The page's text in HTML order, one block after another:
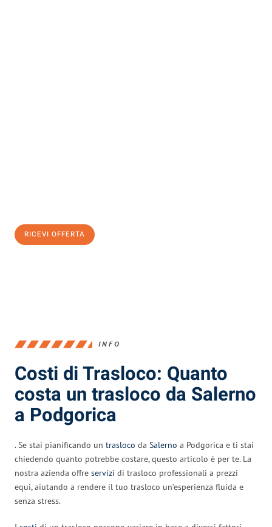
RICEVI OFFERTA
INFO
Costi di Trasloco: Quanto
costa un trasloco da Salerno
a Podgorica
. Se stai pianificando un trasloco da Salerno a Podgorica e ti stai
chiedendo quanto potrebbe costare, questo articolo è per te. La
nostra azienda offre servizi di trasloco professionali a prezzi
equi, aiutando a rendere il tuo trasloco un’esperienza fluida e
senza stress.